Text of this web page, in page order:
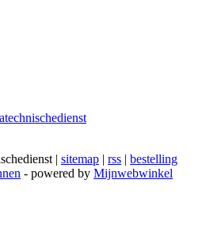
| sitemap | rss | bestelling
- powered by Mijnwebwinkel